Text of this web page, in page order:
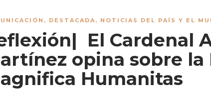
, DESTACADA , NOTICIAS DEL PAÍS Y EL
El Cardenal
opina sobre la
Humanitas